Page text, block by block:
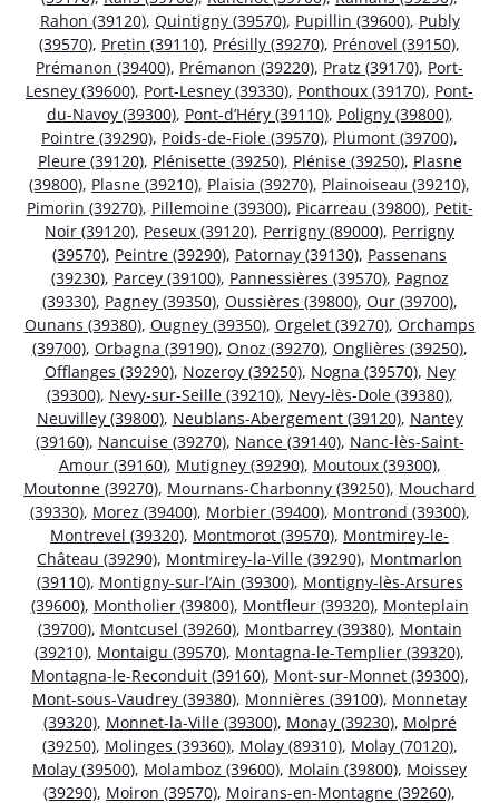
Rahon (39120), Quintigny (39570), Pupillin (39600), Publy
(39570), Pretin (39110), Présilly (39270), Prénovel (39150),
Prémanon (39400), Prémanon (39220), Pratz (39170), Port-
Lesney (39600), Port-Lesney (39330), Ponthoux (39170), Pont-
du-Navoy (39300), Pont-d’Héry (39110), Poligny (39800),
Pointre (39290), Poids-de-Fiole (39570), Plumont (39700),
Pleure (39120), Plénisette (39250), Plénise (39250), Plasne
(39800), Plasne (39210), Plaisia (39270), Plainoiseau (39210),
Pimorin (39270), Pillemoine (39300), Picarreau (39800), Petit-
Noir (39120), Peseux (39120), Perrigny (89000), Perrigny
(39570), Peintre (39290), Patornay (39130), Passenans
(39230), Parcey (39100), Pannessières (39570), Pagnoz
(39330), Pagney (39350), Oussières (39800), Our (39700),
Ounans (39380), Ougney (39350), Orgelet (39270), Orchamps
(39700), Orbagna (39190), Onoz (39270), Onglières (39250),
Offlanges (39290), Nozeroy (39250), Nogna (39570), Ney
(39300), Nevy-sur-Seille (39210), Nevy-lès-Dole (39380),
Neuvilley (39800), Neublans-Abergement (39120), Nantey
(39160), Nancuise (39270), Nance (39140), Nanc-lès-Saint-
Amour (39160), Mutigney (39290), Moutoux (39300),
Moutonne (39270), Mournans-Charbonny (39250), Mouchard
(39330), Morez (39400), Morbier (39400), Montrond (39300),
Montrevel (39320), Montmorot (39570), Montmirey-le-
Château (39290), Montmirey-la-Ville (39290), Montmarlon
(39110), Montigny-sur-l’Ain (39300), Montigny-lès-Arsures
(39600), Montholier (39800), Montfleur (39320), Monteplain
(39700), Montcusel (39260), Montbarrey (39380), Montain
(39210), Montaigu (39570), Montagna-le-Templier (39320),
Montagna-le-Reconduit (39160), Mont-sur-Monnet (39300),
Mont-sous-Vaudrey (39380), Monnières (39100), Monnetay
(39320), Monnet-la-Ville (39300), Monay (39230), Molpré
(39250), Molinges (39360), Molay (89310), Molay (70120),
Molay (39500), Molamboz (39600), Molain (39800), Moissey
(39290), Moiron (39570), Moirans-en-Montagne (39260),